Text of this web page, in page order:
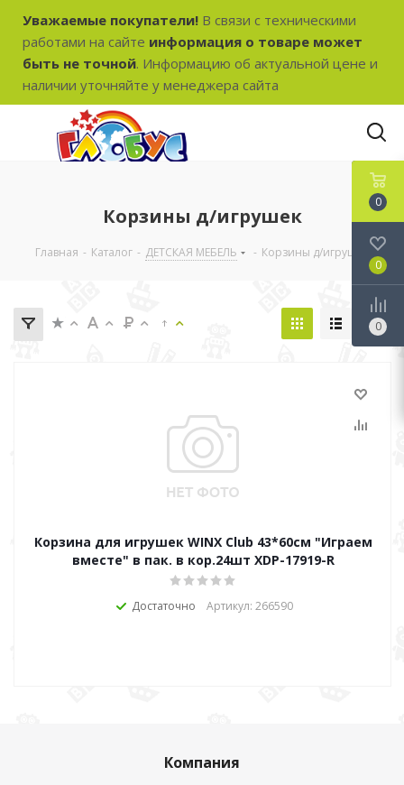
Уважаемые покупатели! В связи с техническими
работами на сайте информация о товаре может
быть не точной. Информацию об актуальной цене и
наличии уточняйте у менеджера сайта
Корзины д/игрушек
Главная - Каталог - ДЕТСКАЯ МЕБЕЛЬ - Корзины д/игрушек
Корзина для игрушек WINX Club 43*60см "Играем
вместе" в пак. в кор.24шт XDP-17919-R
Достаточно Артикул: 266590
Компания
0
0
0